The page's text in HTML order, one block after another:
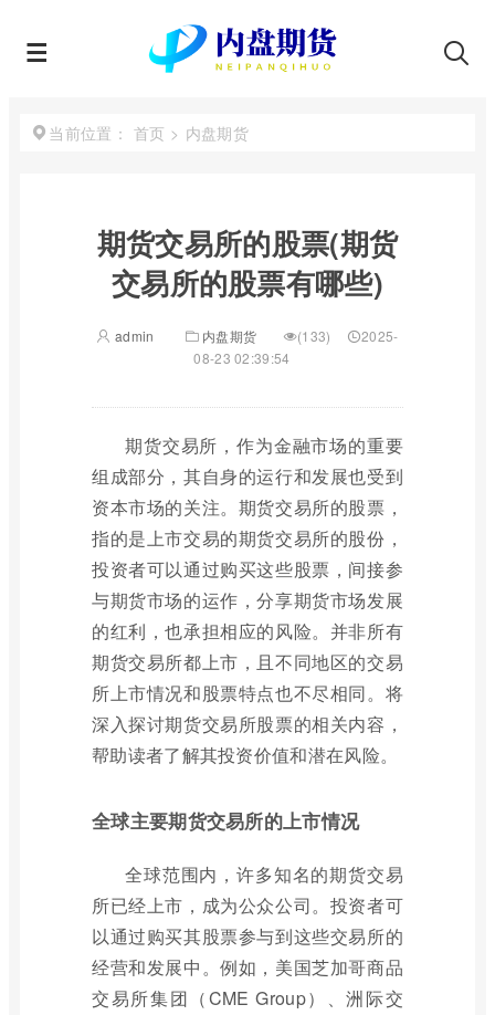
当前位置： 首页 > 内盘期货
期货交易所的股票(期货
交易所的股票有哪些)
admin 内盘期货 (133)
2025-
08-23 02:39:54
期货交易所，作为金融市场的重要
组成部分，其自身的运行和发展也受到
资本市场的关注。期货交易所的股票，
指的是上市交易的期货交易所的股份，
投资者可以通过购买这些股票，间接参
与期货市场的运作，分享期货市场发展
的红利，也承担相应的风险。并非所有
期货交易所都上市，且不同地区的交易
所上市情况和股票特点也不尽相同。将
深入探讨期货交易所股票的相关内容，
帮助读者了解其投资价值和潜在风险。
全球主要期货交易所的上市情况
全球范围内，许多知名的期货交易
所已经上市，成为公众公司。投资者可
以通过购买其股票参与到这些交易所的
经营和发展中。例如，美国芝加哥商品
交易所集团（CME Group）、洲际交